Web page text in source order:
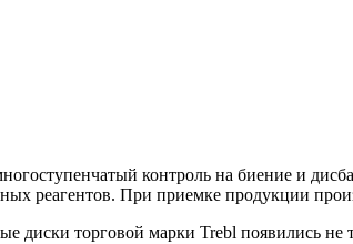
контроль на биение и
реагентов. При приемке продукции
торговой марки Trebl появились